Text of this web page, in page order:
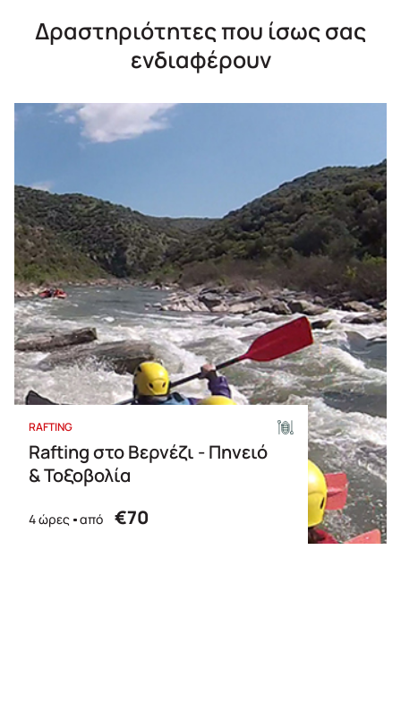
Δραστηριότητες που ίσως σας
ενδιαφέρουν
RAFTING
Rafting στο Βερνέζι - Πηνειό
& Τοξοβολία
4 ώρες από €70